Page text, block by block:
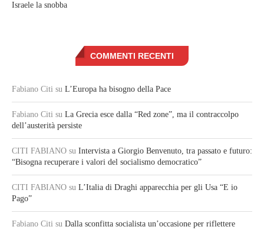
Israele la snobba
COMMENTI RECENTI
Fabiano Citi su L’Europa ha bisogno della Pace
Fabiano Citi su La Grecia esce dalla “Red zone”, ma il contraccolpo
dell’austerità persiste
CITI FABIANO su Intervista a Giorgio Benvenuto, tra passato e futuro:
“Bisogna recuperare i valori del socialismo democratico”
CITI FABIANO su L’Italia di Draghi apparecchia per gli Usa “E io
Pago”
Fabiano Citi su Dalla sconfitta socialista un’occasione per riflettere